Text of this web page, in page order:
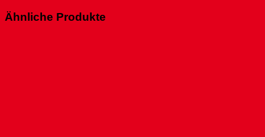
Ähnliche Produkte